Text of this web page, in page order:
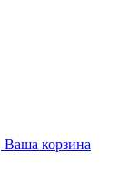
Ваша корзина